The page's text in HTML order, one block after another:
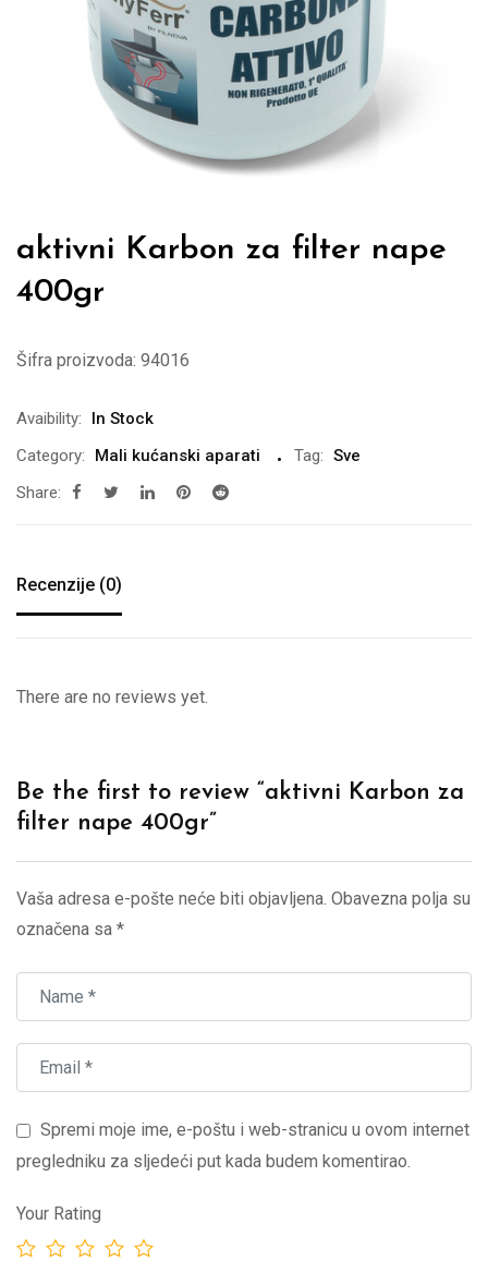
aktivni Karbon za filter nape
400gr
Šifra proizvoda: 94016
Avaibility:
In Stock
Category:
Mali kućanski aparati Tag: Sve
Share:
Recenzije (0)
There are no reviews yet.
Be the first to review “aktivni Karbon za
filter nape 400gr”
Vaša adresa e-pošte neće biti objavljena. Obavezna polja su
označena sa *
Spremi moje ime, e-poštu i web-stranicu u ovom internet
pregledniku za sljedeći put kada budem komentirao.
Your Rating